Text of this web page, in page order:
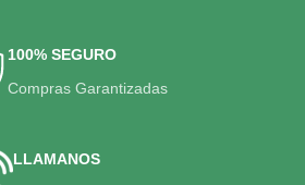
100% SEGURO
Compras Garantizadas
LLAMANOS